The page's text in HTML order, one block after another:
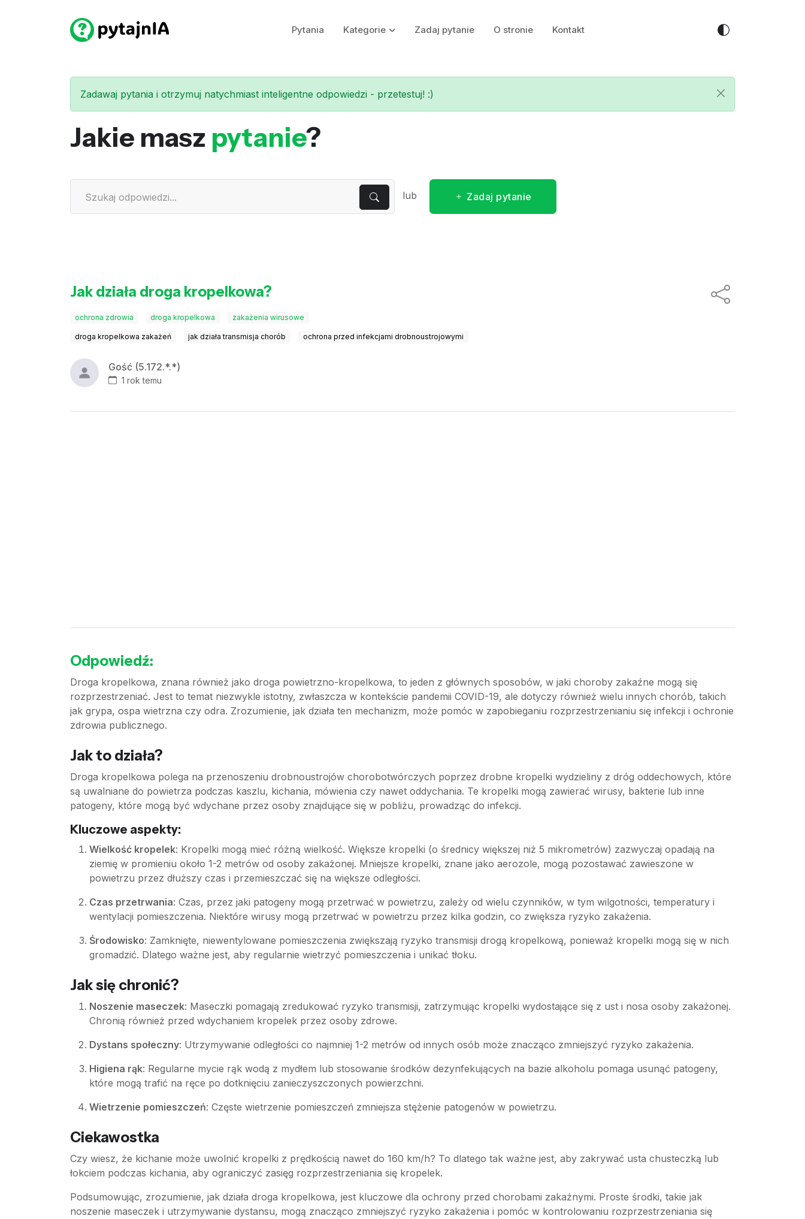
Pytania Kategorie Zadaj pytanie O stronie Kontakt
Zadawaj pytania i otrzymuj natychmiast inteligentne odpowiedzi - przetestuj! :)
Jakie masz pytanie?
lub Zadaj pytanie
Jak działa droga kropelkowa?
ochrona zdrowia droga kropelkowa zakażenia wirusowe
droga kropelkowa zakażeń jak działa transmisja chorób ochrona przed infekcjami drobnoustrojowymi
Gość (5.172.*.*)
1 rok temu
Odpowiedź:
Droga kropelkowa, znana również jako droga powietrzno-kropelkowa, to jeden z głównych sposobów, w jaki choroby zakaźne mogą się
rozprzestrzeniać. Jest to temat niezwykle istotny, zwłaszcza w kontekście pandemii COVID-19, ale dotyczy również wielu innych chorób, takich
jak grypa, ospa wietrzna czy odra. Zrozumienie, jak działa ten mechanizm, może pomóc w zapobieganiu rozprzestrzenianiu się infekcji i ochronie
zdrowia publicznego.
Jak to działa?
Droga kropelkowa polega na przenoszeniu drobnoustrojów chorobotwórczych poprzez drobne kropelki wydzieliny z dróg oddechowych, które
są uwalniane do powietrza podczas kaszlu, kichania, mówienia czy nawet oddychania. Te kropelki mogą zawierać wirusy, bakterie lub inne
patogeny, które mogą być wdychane przez osoby znajdujące się w pobliżu, prowadząc do infekcji.
Kluczowe aspekty:
Wielkość kropelek: Kropelki mogą mieć różną wielkość. Większe kropelki (o średnicy większej niż 5 mikrometrów) zazwyczaj opadają na
ziemię w promieniu około 1-2 metrów od osoby zakażonej. Mniejsze kropelki, znane jako aerozole, mogą pozostawać zawieszone w
powietrzu przez dłuższy czas i przemieszczać się na większe odległości.
Czas przetrwania: Czas, przez jaki patogeny mogą przetrwać w powietrzu, zależy od wielu czynników, w tym wilgotności, temperatury i
wentylacji pomieszczenia. Niektóre wirusy mogą przetrwać w powietrzu przez kilka godzin, co zwiększa ryzyko zakażenia.
Środowisko: Zamknięte, niewentylowane pomieszczenia zwiększają ryzyko transmisji drogą kropelkową, ponieważ kropelki mogą się w nich
gromadzić. Dlatego ważne jest, aby regularnie wietrzyć pomieszczenia i unikać tłoku.
Jak się chronić?
Noszenie maseczek: Maseczki pomagają zredukować ryzyko transmisji, zatrzymując kropelki wydostające się z ust i nosa osoby zakażonej.
Chronią również przed wdychaniem kropelek przez osoby zdrowe.
Dystans społeczny: Utrzymywanie odległości co najmniej 1-2 metrów od innych osób może znacząco zmniejszyć ryzyko zakażenia.
Higiena rąk: Regularne mycie rąk wodą z mydłem lub stosowanie środków dezynfekujących na bazie alkoholu pomaga usunąć patogeny,
które mogą trafić na ręce po dotknięciu zanieczyszczonych powierzchni.
Wietrzenie pomieszczeń: Częste wietrzenie pomieszczeń zmniejsza stężenie patogenów w powietrzu.
Ciekawostka
Czy wiesz, że kichanie może uwolnić kropelki z prędkością nawet do 160 km/h? To dlatego tak ważne jest, aby zakrywać usta chusteczką lub
łokciem podczas kichania, aby ograniczyć zasięg rozprzestrzeniania się kropelek.
Podsumowując, zrozumienie, jak działa droga kropelkowa, jest kluczowe dla ochrony przed chorobami zakaźnymi. Proste środki, takie jak
noszenie maseczek i utrzymywanie dystansu, mogą znacząco zmniejszyć ryzyko zakażenia i pomóc w kontrolowaniu rozprzestrzeniania się